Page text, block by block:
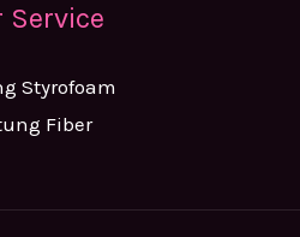
Service
Styrofoam
Fiber